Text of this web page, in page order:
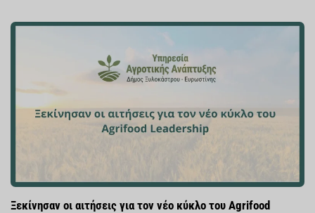
Ξεκίνησαν οι αιτήσεις για τον νέο κύκλο του Agrifood